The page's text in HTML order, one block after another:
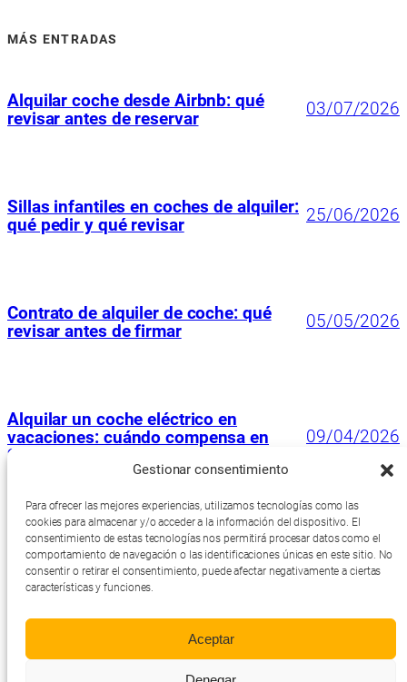
Gestionar consentimiento
Para ofrecer las mejores experiencias, utilizamos tecnologías como las
cookies para almacenar y/o acceder a la información del dispositivo. El
consentimiento de estas tecnologías nos permitirá procesar datos como el
comportamiento de navegación o las identificaciones únicas en este sitio. No
consentir o retirar el consentimiento, puede afectar negativamente a ciertas
características y funciones.
Aceptar
MÁS ENTRADAS
Alquilar coche desde Airbnb: qué
revisar antes de reservar
03/07/2026
Sillas infantiles en coches de alquiler:
qué pedir y qué revisar
25/06/2026
Contrato de alquiler de coche: qué
revisar antes de firmar
05/05/2026
Alquilar un coche eléctrico en
vacaciones: cuándo compensa en
2026
09/04/2026
CarhireQuery
Términos y Condiciones
Política de Cookies
Aviso Legal